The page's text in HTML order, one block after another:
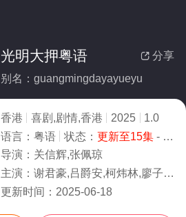
 分享
光明大押粤语
别名：guangmingdayayueyu
香港 喜剧,剧情,香港 2025
1.0
语言： 粤语 状态： 更新至15集- 免费在线观看
导演： 关信辉,张佩琼
主演： 谢君豪,吕爵安,柯炜林,廖子妤,练美娟,何启华
更新时间： 2025-06-18